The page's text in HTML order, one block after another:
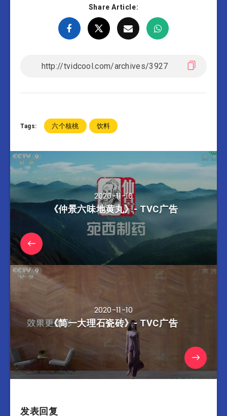
Share Article:
Tags: 六个核桃 饮料
2020-11-10
《仲景六味地黄丸》- TVC广告
2020-11-10
《简一大理石瓷砖》- TVC广告
发表回复